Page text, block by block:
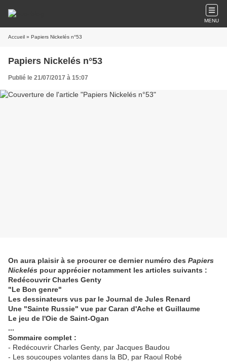
MENU
Accueil » Papiers Nickelés n°53
Papiers Nickelés n°53
Publié le 21/07/2017 à 15:07
On aura plaisir à se procurer ce dernier numéro des Papiers
Nickelés pour apprécier notamment les articles suivants :
Redécouvrir Charles Genty
"Le Bon genre"
Les dessinateurs vus par le Journal de Jules Renard
Une "Sainte Russie" vue par Caran d'Ache et Guillaume
Le jeu de l'Oie de Saint-Ogan
...
Sommaire complet :
- Redécouvrir Charles Genty, par Jacques Baudou
- Les soucoupes volantes dans la BD, par Raoul Robé